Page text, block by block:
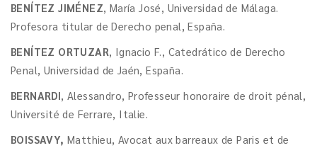
BENÍTEZ JIMÉNEZ, María José, Universidad de Málaga.
Profesora titular de Derecho penal, España.
BENÍTEZ ORTUZAR, Ignacio F., Catedrático de Derecho
Penal, Universidad de Jaén, España.
BERNARDI, Alessandro, Professeur honoraire de droit pénal,
Université de Ferrare, Italie.
BOISSAVY, Matthieu, Avocat aux barreaux de Paris et de